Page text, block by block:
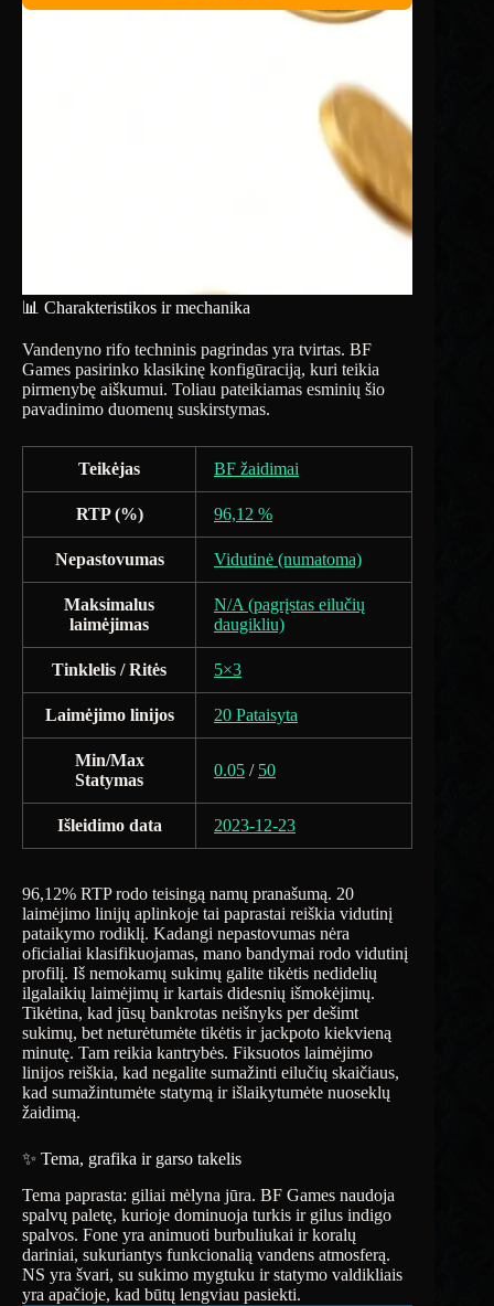
📊 Charakteristikos ir mechanika
Vandenyno rifo techninis pagrindas yra tvirtas. BF
Games pasirinko klasikinę konfigūraciją, kuri teikia
pirmenybę aiškumui. Toliau pateikiamas esminių šio
pavadinimo duomenų suskirstymas.
Teikėjas BF žaidimai
RTP (%) 96,12 %
Nepastovumas Vidutinė (numatoma)
Maksimalus
laimėjimas
N/A (pagrįstas eilučių
daugikliu)
Tinklelis / Ritės 5×3
Laimėjimo linijos 20 Pataisyta
Min/Max
Statymas
0.05 / 50
Išleidimo data 2023-12-23
96,12% RTP rodo teisingą namų pranašumą. 20
laimėjimo linijų aplinkoje tai paprastai reiškia vidutinį
pataikymo rodiklį. Kadangi nepastovumas nėra
oficialiai klasifikuojamas, mano bandymai rodo vidutinį
profilį. Iš nemokamų sukimų galite tikėtis nedidelių
ilgalaikių laimėjimų ir kartais didesnių išmokėjimų.
Tikėtina, kad jūsų bankrotas neišnyks per dešimt
sukimų, bet neturėtumėte tikėtis ir jackpoto kiekvieną
minutę. Tam reikia kantrybės. Fiksuotos laimėjimo
linijos reiškia, kad negalite sumažinti eilučių skaičiaus,
kad sumažintumėte statymą ir išlaikytumėte nuoseklų
žaidimą.
✨ Tema, grafika ir garso takelis
Tema paprasta: giliai mėlyna jūra. BF Games naudoja
spalvų paletę, kurioje dominuoja turkis ir gilus indigo
spalvos. Fone yra animuoti burbuliukai ir koralų
dariniai, sukuriantys funkcionalią vandens atmosferą.
NS yra švari, su sukimo mygtuku ir statymo valdikliais
yra apačioje, kad būtų lengviau pasiekti.